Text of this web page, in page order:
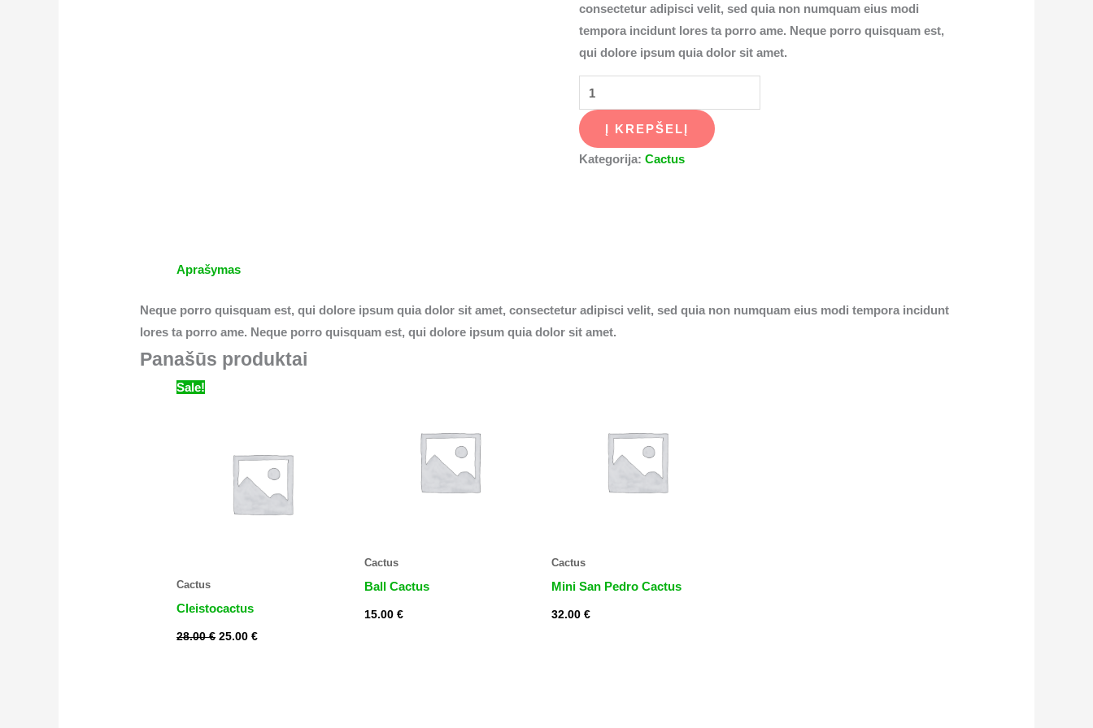
consectetur adipisci velit, sed quia non numquam eius modi
tempora incidunt lores ta porro ame. Neque porro quisquam est,
qui dolore ipsum quia dolor sit amet.
Į KREPŠELĮ
Kategorija: Cactus
Aprašymas
Neque porro quisquam est, qui dolore ipsum quia dolor sit amet, consectetur adipisci velit, sed quia non numquam eius modi tempora incidunt
lores ta porro ame. Neque porro quisquam est, qui dolore ipsum quia dolor sit amet.
Panašūs produktai
Sale!
Cactus
Cleistocactus
28.00€ 25.00€
Cactus
Ball Cactus
15.00 €
Cactus
Mini San Pedro Cactus
32.00€